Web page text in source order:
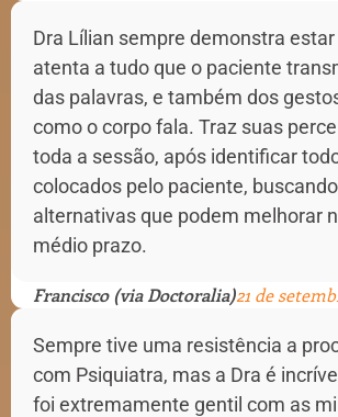
Dra Lílian sempre demonstra
atenta a tudo que o paciente
das palavras, e também dos
como o corpo fala. Traz suas
toda a sessão, após identificar
colocados pelo paciente,
alternativas que podem melhorar
médio prazo.
Francisco (via Doctoralia)21 de
Sempre tive uma resistência a
com Psiquiatra, mas a Dra é
foi extremamente gentil com as